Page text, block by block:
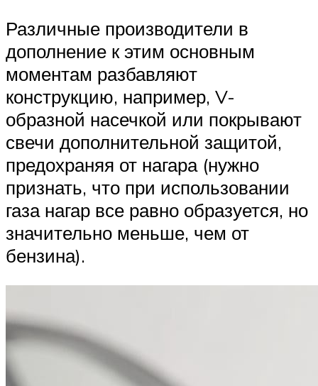
Различные производители в
дополнение к этим основным
моментам разбавляют
конструкцию, например, V-
образной насечкой или покрывают
свечи дополнительной защитой,
предохраняя от нагара (нужно
признать, что при использовании
газа нагар все равно образуется, но
значительно меньше, чем от
бензина).